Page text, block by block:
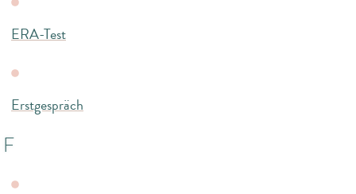
ERA-Test
Erstgespräch
F